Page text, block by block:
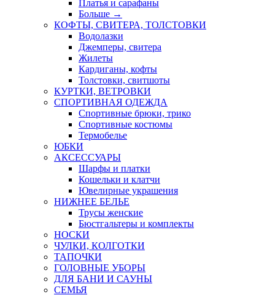
Платья и сарафаны
Больше →
КОФТЫ, СВИТЕРА, ТОЛСТОВКИ
Водолазки
Джемперы, свитера
Жилеты
Кардиганы, кофты
Толстовки, свитшоты
КУРТКИ, ВЕТРОВКИ
СПОРТИВНАЯ ОДЕЖДА
Спортивные брюки, трико
Спортивные костюмы
Термобелье
ЮБКИ
AКСЕССУАРЫ
Шарфы и платки
Кошельки и клатчи
Ювелирные украшения
НИЖНЕЕ БЕЛЬЕ
Трусы женские
Бюстгальтеры и комплекты
НОСКИ
ЧУЛКИ, КОЛГОТКИ
ТАПОЧКИ
ГОЛОВНЫЕ УБОРЫ
ДЛЯ БАНИ И САУНЫ
СЕМЬЯ